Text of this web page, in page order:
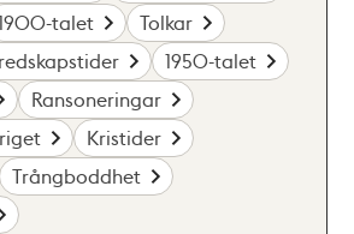
talet
Tolkar
1950-talet
Ransoneringar
Kristider
Trångboddhet